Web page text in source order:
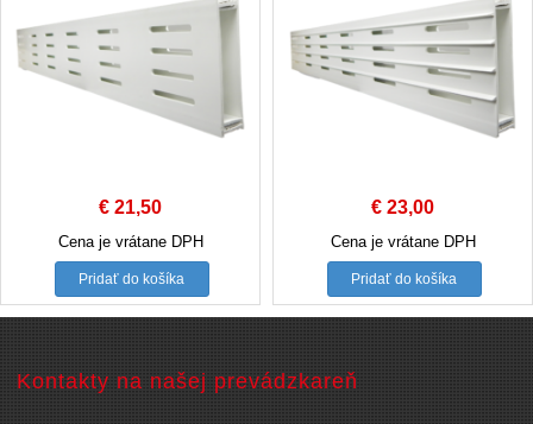
€ 21,50
Cena je vrátane DPH
Pridať do košíka
€ 23,00
Cena je vrátane DPH
Pridať do košíka
Kontakty na našej prevádzkareň